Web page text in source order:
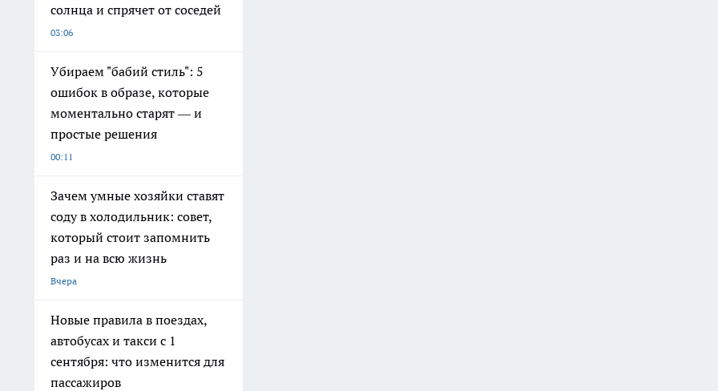
солнца и спрячет от соседей
03:06
Убираем "бабий стиль": 5
ошибок в образе, которые
моментально старят — и
простые решения
00:11
Зачем умные хозяйки ставят
соду в холодильник: совет,
который стоит запомнить
раз и на всю жизнь
Вчера
Новые правила в поездах,
автобусах и такси с 1
сентября: что изменится для
пассажиров